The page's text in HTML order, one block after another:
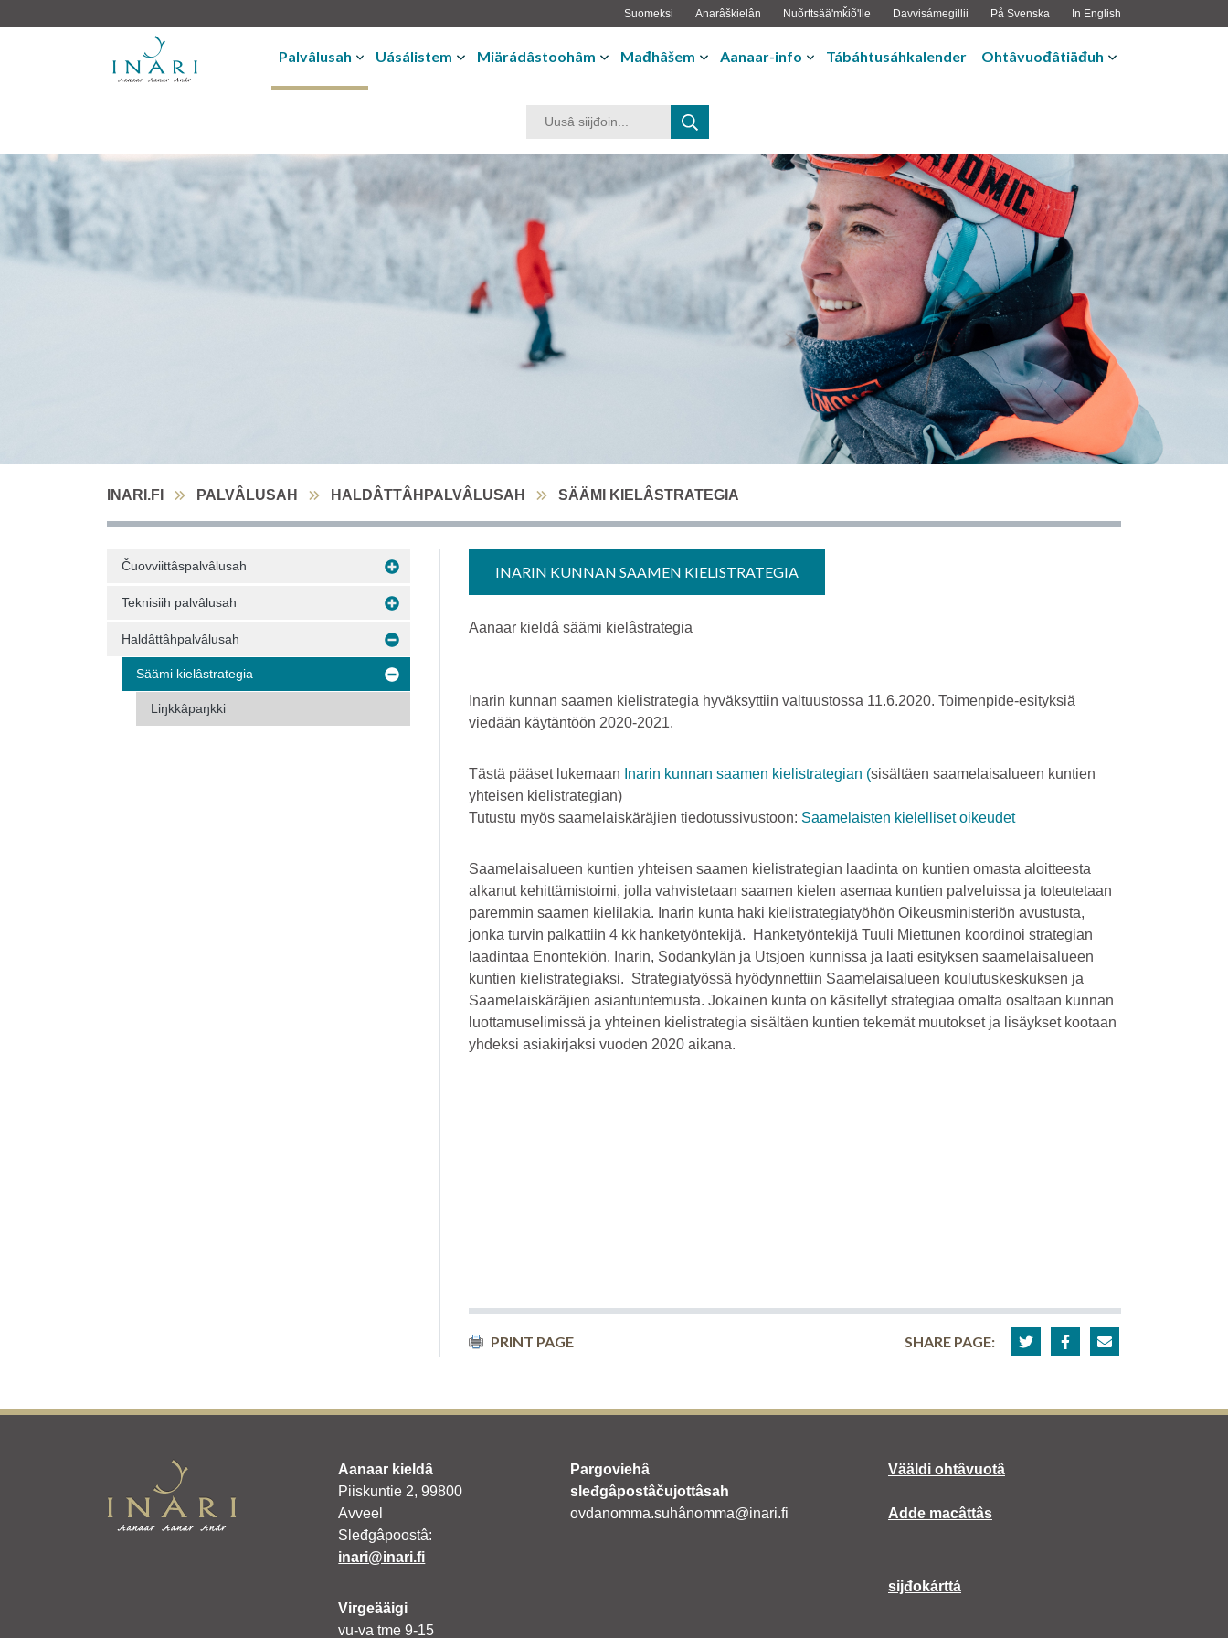
Suomeksi Anarâškielân Nuõrttsääʹmǩiõʹlle Davvisámegillii På Svenska In English
Palvâlusah Uásálistem Miärádâstoohâm Mađhâšem Aanaar-info Tábáhtusáhkalender Ohtâvuođâtiäđuh
INARI.FI PALVÂLUSAH HALDÂTTÂHPALVÂLUSAH SÄÄMI KIELÂSTRATEGIA
Čuovviittâspalvâlusah
Teknisiih palvâlusah
Haldâttâhpalvâlusah
Säämi kielâstrategia
Liŋkkâpaŋkki
INARIN KUNNAN SAAMEN KIELISTRATEGIA
Aanaar kieldâ säämi kielâstrategia
Inarin kunnan saamen kielistrategia hyväksyttiin valtuustossa 11.6.2020. Toimenpide-esityksiä
viedään käytäntöön 2020-2021.
Tästä pääset lukemaan Inarin kunnan saamen kielistrategian (sisältäen saamelaisalueen kuntien
yhteisen kielistrategian)
Tutustu myös saamelaiskäräjien tiedotussivustoon: Saamelaisten kielelliset oikeudet
Saamelaisalueen kuntien yhteisen saamen kielistrategian laadinta on kuntien omasta aloitteesta
alkanut kehittämistoimi, jolla vahvistetaan saamen kielen asemaa kuntien palveluissa ja toteutetaan
paremmin saamen kielilakia. Inarin kunta haki kielistrategiatyöhön Oikeusministeriön avustusta,
jonka turvin palkattiin 4 kk hanketyöntekijä. Hanketyöntekijä Tuuli Miettunen koordinoi strategian
laadintaa Enontekiön, Inarin, Sodankylän ja Utsjoen kunnissa ja laati esityksen saamelaisalueen
kuntien kielistrategiaksi. Strategiatyössä hyödynnettiin Saamelaisalueen koulutuskeskuksen ja
Saamelaiskäräjien asiantuntemusta. Jokainen kunta on käsitellyt strategiaa omalta osaltaan kunnan
luottamuselimissä ja yhteinen kielistrategia sisältäen kuntien tekemät muutokset ja lisäykset kootaan
yhdeksi asiakirjaksi vuoden 2020 aikana.
PRINT PAGE SHARE PAGE:
Aanaar kieldâ
Piiskuntie 2, 99800
Avveel
Sleđgâpoostâ:
inari@inari.fi
Virgeääigi
vu-va tme 9-15
Pargoviehâ
sleđgâpostâčujottâsah
ovdanomma.suhânomma@inari.fi
Vääldi ohtâvuotâ
Adde macâttâs
sijđokárttá